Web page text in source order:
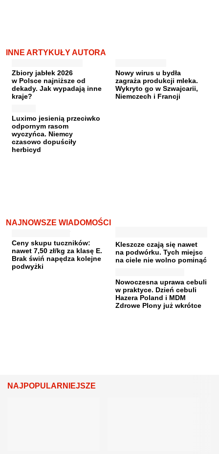
INNE ARTYKUŁY AUTORA
Zbiory jabłek 2026
w Polsce najniższe od
dekady. Jak wypadają inne
kraje?
Nowy wirus u bydła
zagraża produkcji mleka.
Wykryto go w Szwajcarii,
Niemczech i Francji
Luximo jesienią przeciwko
odpornym rasom
wyczyńca. Niemcy
czasowo dopuściły
herbicyd
NAJNOWSZE WIADOMOŚCI
Ceny skupu tuczników:
nawet 7,50 zł/kg za klasę E.
Brak świń napędza kolejne
podwyżki
Kleszcze czają się nawet
na podwórku. Tych miejsc
na ciele nie wolno pominąć
Nowoczesna uprawa cebuli
w praktyce. Dzień cebuli
Hazera Poland i MDM
Zdrowe Plony już wkrótce
NAJPOPULARNIEJSZE